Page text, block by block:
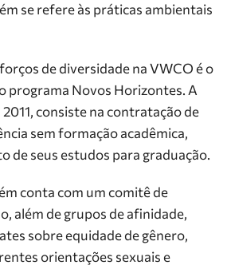
se refere às práticas ambientais
de diversidade na VWCO é o
programa Novos Horizontes. A
consiste na contratação de
sem formação acadêmica,
de seus estudos para graduação.
conta com um comitê de
além de grupos de afinidade,
sobre equidade de gênero,
orientações sexuais e